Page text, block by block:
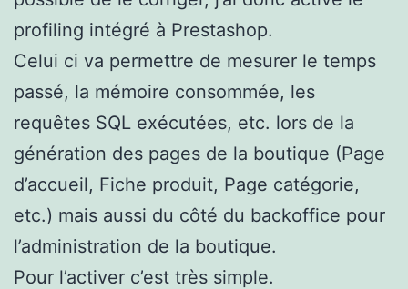
profiling intégré à Prestashop.
Celui ci va permettre de mesurer le temps
passé, la mémoire consommée, les
requêtes SQL exécutées, etc. lors de la
génération des pages de la boutique (Page
d’accueil, Fiche produit, Page catégorie,
etc.) mais aussi du côté du backoffice pour
l’administration de la boutique.
Pour l’activer c’est très simple.